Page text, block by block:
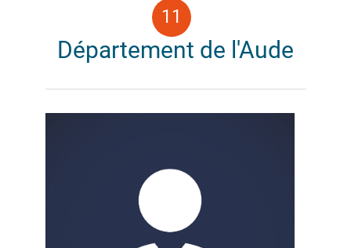
Département de l'Aude